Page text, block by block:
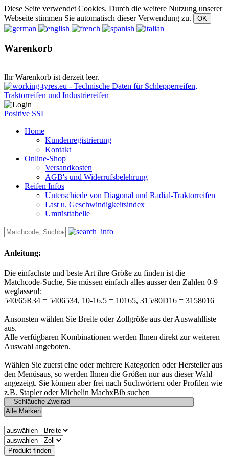
Diese Seite verwendet Cookies. Durch die weitere Nutzung unserer
Webseite stimmen Sie automatisch dieser Verwendung zu.
Warenkorb
Ihr Warenkorb ist derzeit leer.
Positive SSL
Home
Kundenregistrierung
Kontakt
Online-Shop
Versandkosten
AGB's und Widerrufsbelehrung
Reifen Infos
Unterschiede von Diagonal und Radial-Traktorreifen
Last u. Geschwindigkeitsindex
Umrüsttabelle
Anleitung:
Die einfachste und beste Art ihre Größe zu finden ist die
Matchcode-Suche, Sie müssen einfach alles ausser den Zahlen 0-9
weglassen!:
540/65R34 = 5406534, 10-16.5 = 10165, 315/80D16 = 3158016
Ansonsten wählen Sie Breite oder Zollgröße aus der Auswahlliste
aus.
Alle verfügbaren Kombinationen werden Ihnen direkt zur weiteren
Auswahl angeboten.
Wählen Sie zuerst eine oder mehrere Kategorien oder Hersteller aus
den Menüsaus, so werden Ihnen die Größen nur aus dieser Wahl
angezeigt. Sie können aber frei nach Suchwörtern oder Profilen wie
z.B. Stapler oder Michelin MachxBib suchen